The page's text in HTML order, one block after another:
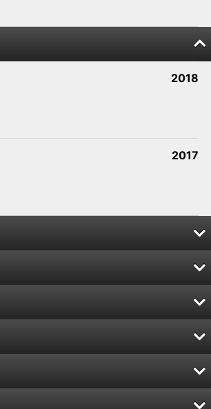
2018
2017
2015
2011
2009
2008
2007